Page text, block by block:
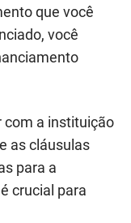
que você
você
com a instituição
as cláusulas
para a
crucial para